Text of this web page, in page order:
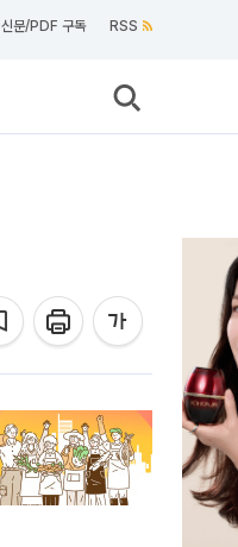
신문/PDF 구독 RSS